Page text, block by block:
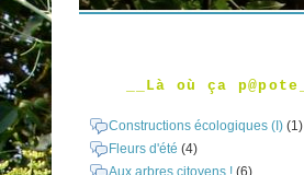
__Là où ça p@pote_
Constructions écologiques (I) (1)
Fleurs d'été (4)
Aux arbres citoyens ! (6)